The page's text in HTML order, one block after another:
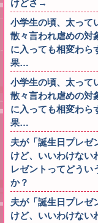
けどさ→
小学生の頃、太って
散々言われ虐めの対
に入っても相変わら
果…
小学生の頃、太って
散々言われ虐めの対
に入っても相変わら
果…
夫が「誕生日プレゼ
けど、いいわけない
レゼントってどうい
か？
夫が「誕生日プレゼ
けど、いいわけない